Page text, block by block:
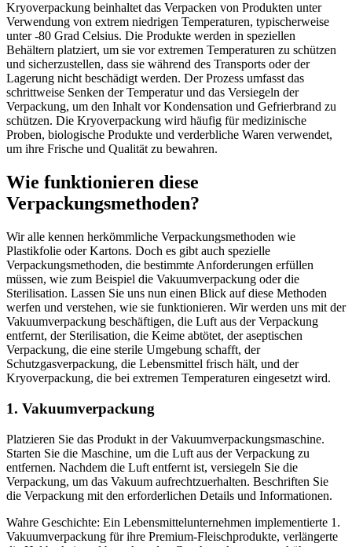
Kryoverpackung beinhaltet das Verpacken von Produkten unter
Verwendung von extrem niedrigen Temperaturen, typischerweise
unter -80 Grad Celsius. Die Produkte werden in speziellen
Behältern platziert, um sie vor extremen Temperaturen zu schützen
und sicherzustellen, dass sie während des Transports oder der
Lagerung nicht beschädigt werden. Der Prozess umfasst das
schrittweise Senken der Temperatur und das Versiegeln der
Verpackung, um den Inhalt vor Kondensation und Gefrierbrand zu
schützen. Die Kryoverpackung wird häufig für medizinische
Proben, biologische Produkte und verderbliche Waren verwendet,
um ihre Frische und Qualität zu bewahren.
Wie funktionieren diese
Verpackungsmethoden?
Wir alle kennen herkömmliche Verpackungsmethoden wie
Plastikfolie oder Kartons. Doch es gibt auch spezielle
Verpackungsmethoden, die bestimmte Anforderungen erfüllen
müssen, wie zum Beispiel die Vakuumverpackung oder die
Sterilisation. Lassen Sie uns nun einen Blick auf diese Methoden
werfen und verstehen, wie sie funktionieren. Wir werden uns mit der
Vakuumverpackung beschäftigen, die Luft aus der Verpackung
entfernt, der Sterilisation, die Keime abtötet, der aseptischen
Verpackung, die eine sterile Umgebung schafft, der
Schutzgasverpackung, die Lebensmittel frisch hält, und der
Kryoverpackung, die bei extremen Temperaturen eingesetzt wird.
1. Vakuumverpackung
Platzieren Sie das Produkt in der Vakuumverpackungsmaschine.
Starten Sie die Maschine, um die Luft aus der Verpackung zu
entfernen. Nachdem die Luft entfernt ist, versiegeln Sie die
Verpackung, um das Vakuum aufrechtzuerhalten. Beschriften Sie
die Verpackung mit den erforderlichen Details und Informationen.
Wahre Geschichte: Ein Lebensmittelunternehmen implementierte 1.
Vakuumverpackung für ihre Premium-Fleischprodukte, verlängerte